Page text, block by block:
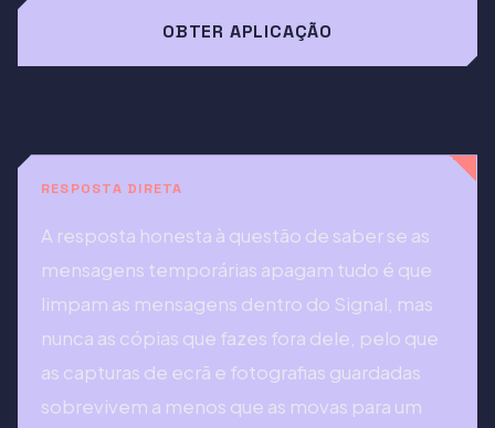
OBTER APLICAÇÃO
RESPOSTA DIRETA
A resposta honesta à questão de saber se as
mensagens temporárias apagam tudo é que
limpam as mensagens dentro do Signal, mas
nunca as cópias que fazes fora dele, pelo que
as capturas de ecrã e fotografias guardadas
sobrevivem a menos que as movas para um